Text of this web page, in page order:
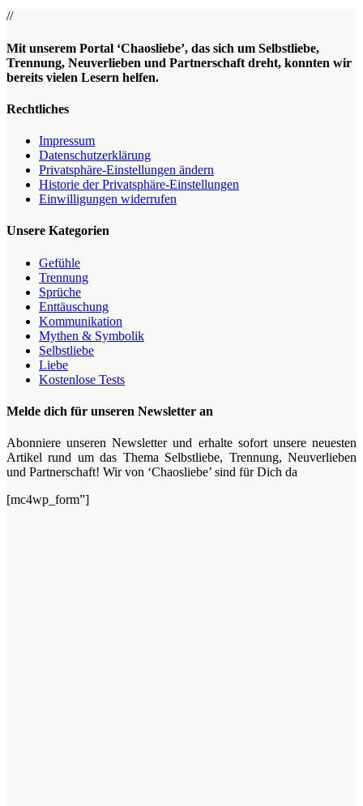
//
Mit unserem Portal ‘Chaosliebe’, das sich um Selbstliebe,
Trennung, Neuverlieben und Partnerschaft dreht, konnten wir
bereits vielen Lesern helfen.
Rechtliches
Impressum
Datenschutz­erklärung
Privatsphäre-Einstellungen ändern
Historie der Privatsphäre-Einstellungen
Einwilligungen widerrufen
Unsere Kategorien
Gefühle
Trennung
Sprüche
Enttäuschung
Kommunikation
Mythen & Symbolik
Selbstliebe
Liebe
Kostenlose Tests
Melde dich für unseren Newsletter an
Abonniere unseren Newsletter und erhalte sofort unsere neuesten
Artikel rund um das Thema Selbstliebe, Trennung, Neuverlieben
und Partnerschaft! Wir von ‘Chaosliebe’ sind für Dich da
[mc4wp_form”]